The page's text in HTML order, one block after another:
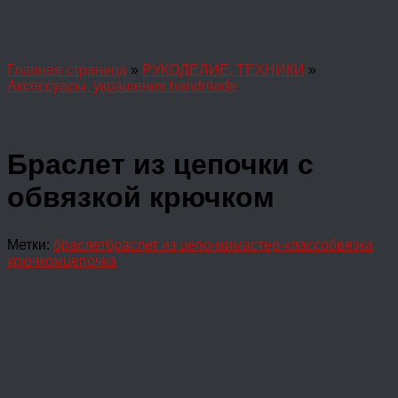
Главная страница » РУКОДЕЛИЕ. ТЕХНИКИ »
Аксессуары, украшения handmade
Браслет из цепочки с
обвязкой крючком
Метки: браслетбраслет из цепочкимастер-классобвязка
крючкомцепочка